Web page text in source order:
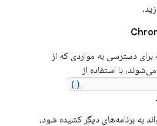
برای دسترسی به مواردی که از
با استفاده از
به برنامه‌های دیگر کشیده شود،